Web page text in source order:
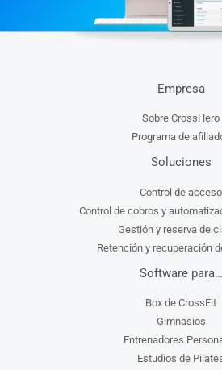
Empresa
Sobre CrossHero
Programa de
Soluciones
Control de acceso
Control de cobros y
Gestión y reserva de
Retención y recuperación
Software para…
Box de CrossFit
Gimnasios
Entrenadores
Estudios de